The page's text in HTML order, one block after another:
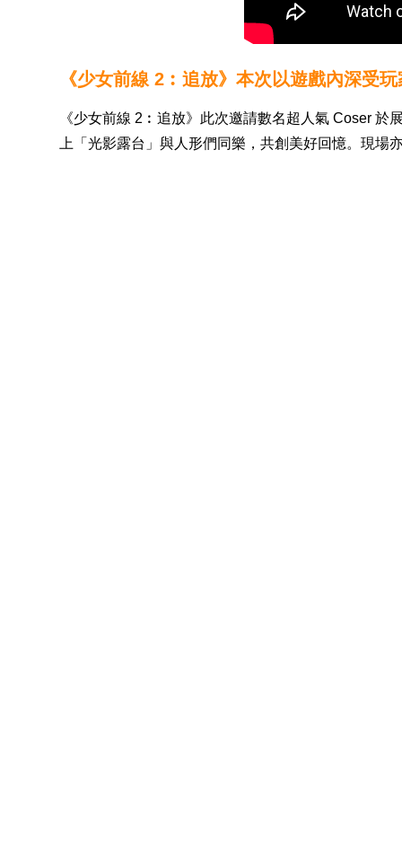
《少女前線 2︰追放》本次以遊戲內深受
《少女前線 2︰追放》此次邀請數名超人氣 Coser
上「光影露台」與人形們同樂，共創美好回憶。現場